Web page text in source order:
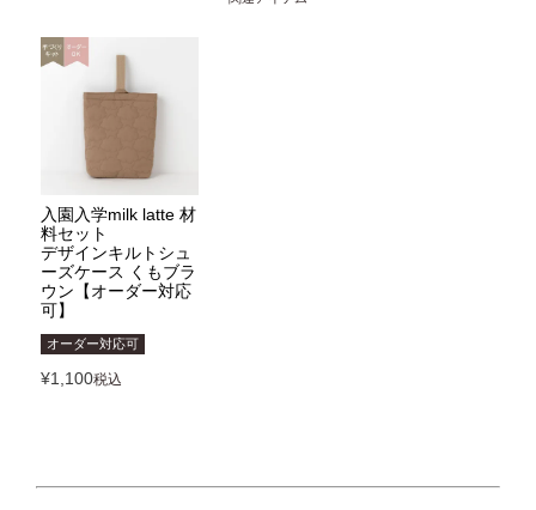
入園入学milk latte 材
料セット
デザインキルトシュ
ーズケース くもブラ
ウン【オーダー対応
可】
オーダー対応可
¥1,100税込